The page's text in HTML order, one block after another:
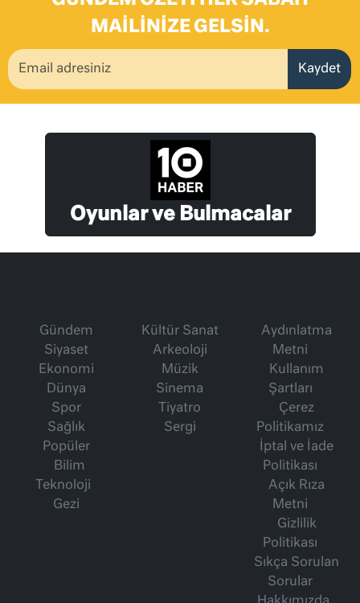
MAILINIZE GELSIN.
Kaydet
Oyunlar ve Bulmacalar
Gündem
Siyaset
Ekonomi
Dünya
Spor
Sağlık
Popüler
Bilim
Teknoloji
Gezi
Kültür Sanat
Arkeoloji
Müzik
Sinema
Tiyatro
Sergi
Aydınlatma
Metni
Kullanım
Şartları
Çerez
Politikamız
İptal ve İade
Politikası
Açık Rıza
Metni
Gizlilik
Politikası
Sıkça Sorulan
Sorular